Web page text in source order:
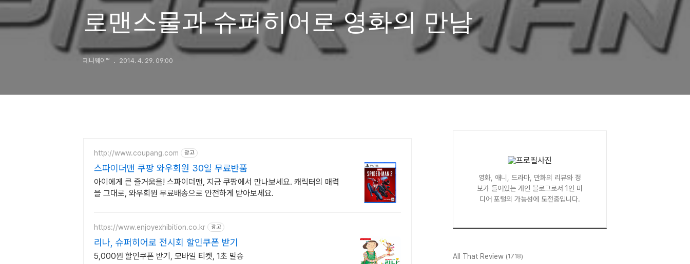
로맨스물과 슈퍼히어로 영화의 만남
페니웨이™ 2014. 4. 29. 09:00
http://www.coupang.com 광고
스파이더맨 쿠팡 와우회원 30일 무료반품
아이에게 큰 즐거움을! 스파이더맨, 지금 쿠팡에서 만나보세요. 캐릭터의 매력
을 그대로, 와우회원 무료배송으로 안전하게 받아보세요.
https://www.enjoyexhibition.co.kr 광고
리나, 슈퍼히어로 전시회 할인쿠폰 받기
5,000원 할인쿠폰 받기, 모바일 티켓, 1초 발송
영화, 애니, 드라마, 만화의 리뷰와 정
보가 들어있는 개인 블로그로서 1인 미
디어 포털의 가능성에 도전중입니다.
All That Review (1718)